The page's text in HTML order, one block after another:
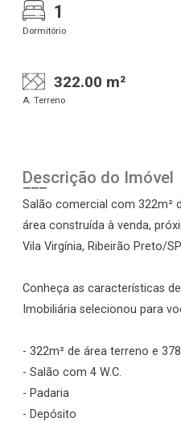
1
Dormitório
322.00 m²
A. Terreno
Descrição do Imóvel
Salão comercial com 322m²
área construída à venda,
Vila Virgínia, Ribeirão Preto/SP.
Conheça as características
Imobiliária selecionou para
- 322m² de área terreno e
- Salão com 4 W.C.
- Padaria
- Depósito